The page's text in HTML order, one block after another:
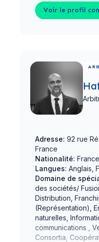
Voir le profil
Adresse: 92 rue
France
Nationalité: France
Langues: Anglais,
Domaine de
des sociétés/
Distribution,
(Représentation),
naturelles,
communications ,
Consortia,